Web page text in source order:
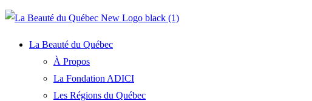
La Beauté du Québec
À Propos
La Fondation ADICI
Les Régions du Québec